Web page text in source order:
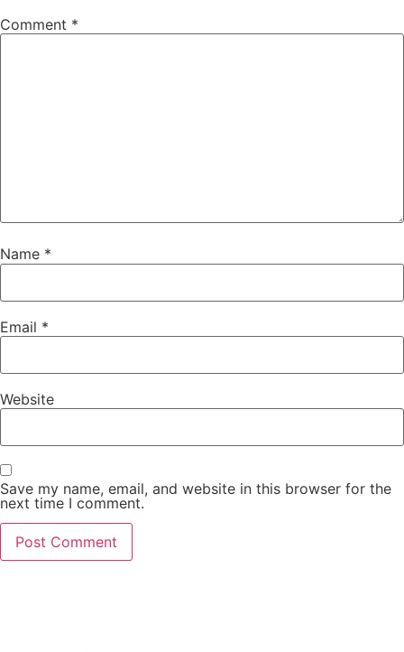
Comment *
Name *
Email *
Website
Save my name, email, and website in this browser for the
next time I comment.